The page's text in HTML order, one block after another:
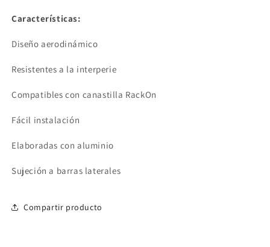
Características:
Diseño aerodinámico
Resistentes a la interperie
Compatibles con canastilla RackOn
Fácil instalación
Elaboradas con aluminio
Sujeción a barras laterales
Compartir producto